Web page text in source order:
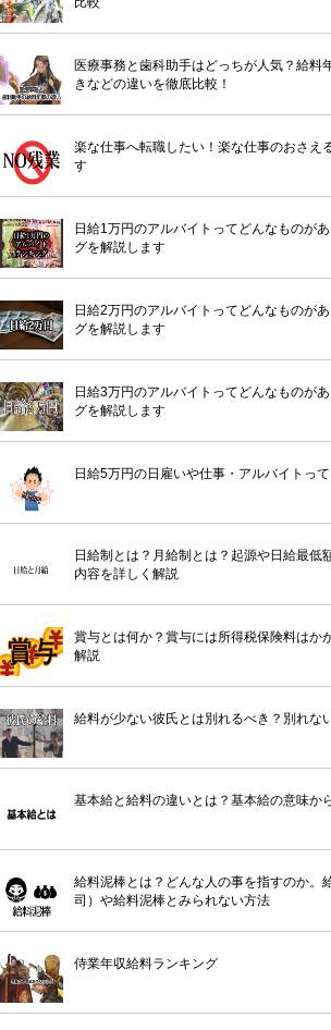
医療事務と歯科助手はどっちが人気？給料
きなどの違いを徹底比較！
楽な仕事へ転職したい！楽な仕事のおさえ
す
日給1万円のアルバイトってどんなものが
グを解説します
日給2万円のアルバイトってどんなものが
グを解説します
日給3万円のアルバイトってどんなものが
グを解説します
日給5万円の日雇いや仕事・アルバイトっ
日給制とは？月給制とは？起源や日給最低
内容を詳しく解説
賞与とは何か？賞与には所得税保険料はか
解説
給料が少ない彼氏とは別れるべき？別れな
基本給と給料の違いとは？基本給の意味か
給料泥棒とは？どんな人の事を指すのか。
司）や給料泥棒とみられない方法
侍業年収給料ランキング